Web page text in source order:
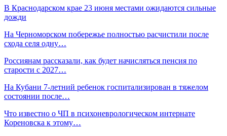
В Краснодарском крае 23 июня местами ожидаются сильные
дожди
​На Черноморском побережье полностью расчистили после
схода селя одну…
Россиянам рассказали, как будет начисляться пенсия по
старости с 2027…
На Кубани 7-летний ребенок госпитализирован в тяжелом
состоянии после…
Что известно о ЧП в психоневрологическом интернате
Кореновска к этому…